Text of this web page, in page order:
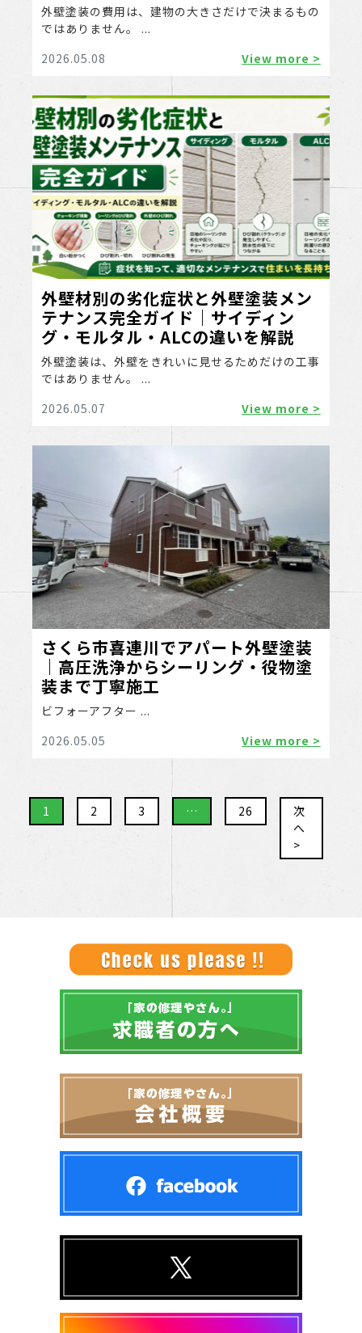
外壁塗装の費用は、建物の大きさだけで決まるもの
ではありません。 ...
2026.05.08
View more >
外壁材別の劣化症状と外壁塗装メン
テナンス完全ガイド｜サイディン
グ・モルタル・ALCの違いを解説
外壁塗装は、外壁をきれいに見せるためだけの工事
ではありません。 ...
2026.05.07
View more >
さくら市喜連川でアパート外壁塗装
｜高圧洗浄からシーリング・役物塗
装まで丁寧施工
ビフォーアフター ...
2026.05.05
View more >
1 2 3 … 26
次
へ
>